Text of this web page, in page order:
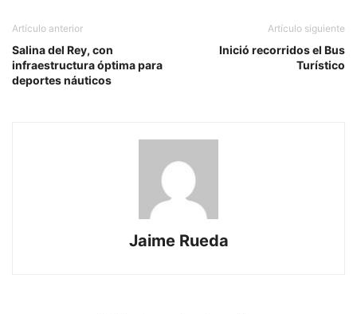
Artículo anterior
Salina del Rey, con
infraestructura óptima para
deportes náuticos
Artículo siguiente
Inició recorridos el Bus
Turístico
Jaime Rueda